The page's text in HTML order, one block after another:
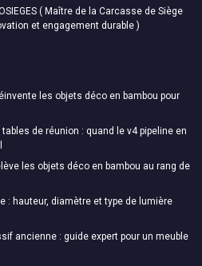
( Maître de la Carcasse de Siège
et engagement durable )
les objets déco en bambou pour
de réunion : quand le v4 pipeline en
les objets déco en bambou au rang de
: hauteur, diamètre et type de lumière
ancienne : guide expert pour un meuble